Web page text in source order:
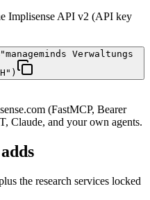
Implisense API v2 (API key
Verwaltungs
(FastMCP, Bearer
Claude, and your own agents.
the research services locked